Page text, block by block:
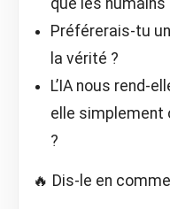
que les humains
Préférerais-tu
la vérité ?
L’IA nous rend-
elle simplement
?
🔥 Dis-le en